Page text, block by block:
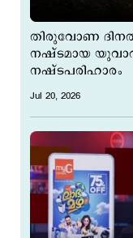
തിരുവോണ
നഷ്ടമായ
നഷ്ടപരിഹാരം
Jul 20, 2026